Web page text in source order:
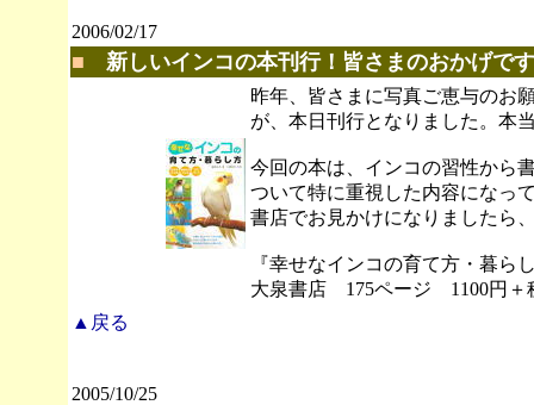
2006/02/17
■ 新しいインコの本刊行！皆さまのおかげで
昨年、皆さまに写真ご恵与のお
が、本日刊行となりました。本
今回の本は、インコの習性から
ついて特に重視した内容になっ
書店でお見かけになりましたら
『幸せなインコの育て方・暮ら
大泉書店 175ページ 1100円＋
▲戻る
2005/10/25